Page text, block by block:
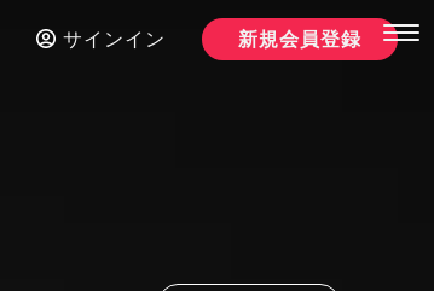
サインイン 新規会員登録